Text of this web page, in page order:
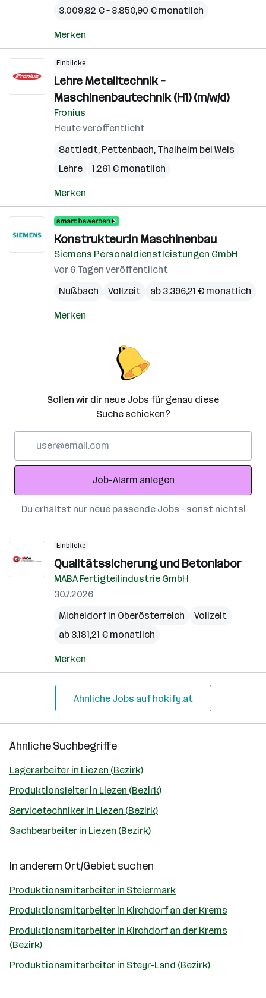
3.009,82 € – 3.850,90 € monatlich
Merken
Einblicke
Lehre Metalltechnik –
Maschinenbautechnik (H1) (m/w/d)
Fronius
Heute veröffentlicht
Sattledt, Pettenbach, Thalheim bei Wels
Lehre
1.261 € monatlich
Merken
Konstrukteur:in Maschinenbau
Siemens Personaldienstleistungen GmbH
vor 6 Tagen veröffentlicht
Nußbach
Vollzeit ab 3.396,21 € monatlich
Merken
Sollen wir dir neue Jobs für genau diese
Suche schicken?
Adresse
Job-Alarm anlegen
Du erhältst nur neue passende Jobs – sonst nichts!
Einblicke
Qualitätssicherung und Betonlabor
MABA Fertigteilindustrie GmbH
30.7.2026
Micheldorf in Oberösterreich
Vollzeit
ab 3.181,21 € monatlich
Merken
Ähnliche Jobs auf hokify.at
Ähnliche Suchbegriffe
Lagerarbeiter in Liezen (Bezirk)
Produktionsleiter in Liezen (Bezirk)
Servicetechniker in Liezen (Bezirk)
Sachbearbeiter in Liezen (Bezirk)
In anderem Ort/Gebiet suchen
Produktionsmitarbeiter in Steiermark
Produktionsmitarbeiter in Kirchdorf an der Krems
Produktionsmitarbeiter in Kirchdorf an der Krems
(Bezirk)
Produktionsmitarbeiter in Steyr-Land (Bezirk)